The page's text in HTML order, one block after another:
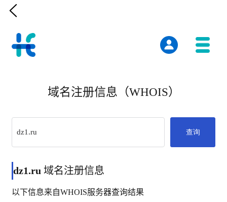

域名注册信息（WHOIS）
查询
dz1.ru 域名注册信息
以下信息来自WHOIS服务器查询结果